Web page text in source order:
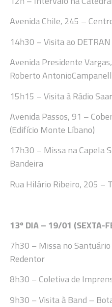
AvenidaChile, 245 –
14h30 –Visita ao DETRAN
Avenida Presidente
RobertoAntonio
15h15 – Visita à Rádio
Avenida Passos, 91 –
(Edifício Monte Líbano)
17h30 – Missa naCapela
Bandeira
Rua Hilário Ribeiro, 205 –
13º DIA – 19/01 (SEXTA-
7h30 – Missa no
Redentor
8h30 – Coletiva de
9h30 – Visita à Band –